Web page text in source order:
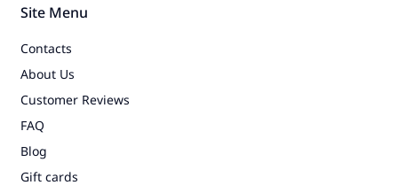
Site Menu
Contacts
About Us
Customer Reviews
FAQ
Blog
Gift cards